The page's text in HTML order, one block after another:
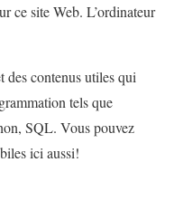
ce site Web. L’ordinateur
des contenus utiles qui
tels que
SQL. Vous pouvez
ici aussi!